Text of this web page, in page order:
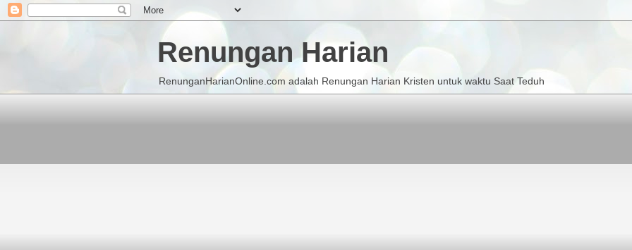
Renungan Harian
RenunganHarianOnline.com adalah Renungan Harian Kristen untuk waktu Saat Teduh